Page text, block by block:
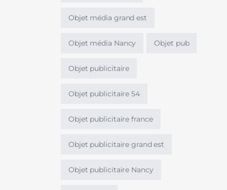
Objet média grand est
Objet média Nancy Objet pub
Objet publicitaire
Objet publicitaire 54
Objet publicitaire france
Objet publicitaire grand est
Objet publicitaire Nancy